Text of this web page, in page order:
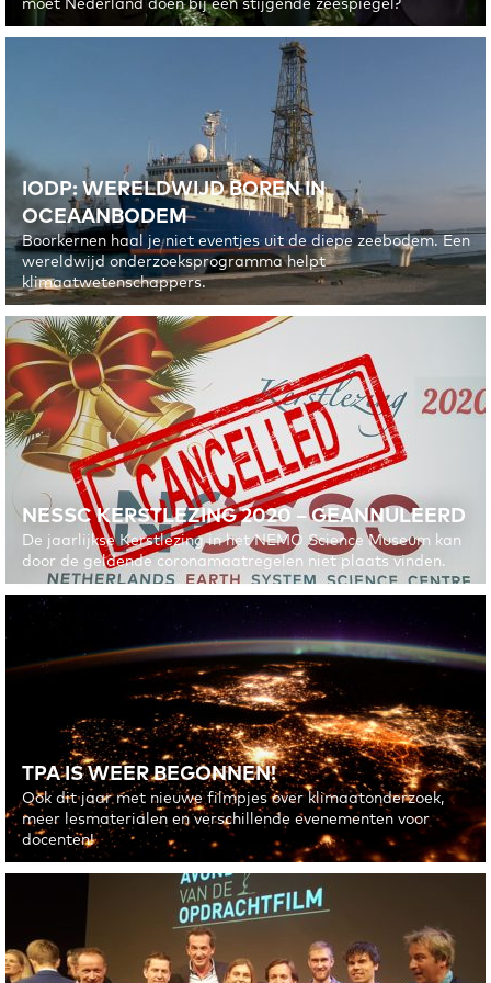
moet Nederland doen bij een stijgende zeespiegel?
IODP: WERELDWIJD BOREN IN
OCEAANBODEM
Boorkernen haal je niet eventjes uit de diepe zeebodem. Een
wereldwijd onderzoeksprogramma helpt
klimaatwetenschappers.
NESSC KERSTLEZING 2020 – GEANNULEERD
De jaarlijkse Kerstlezing in het NEMO Science Museum kan
door de geldende coronamaatregelen niet plaats vinden.
TPA IS WEER BEGONNEN!
Ook dit jaar met nieuwe filmpjes over klimaatonderzoek,
meer lesmaterialen en verschillende evenementen voor
docenten!